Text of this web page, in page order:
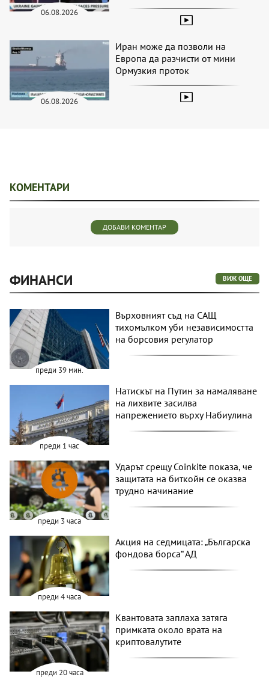
06.08.2026
06.08.2026
Иран може да позволи на
Европа да разчисти от мини
Ормузкия проток
КОМЕНТАРИ
ДОБАВИ КОМЕНТАР
ФИНАНСИ ВИЖ ОЩЕ
преди 39 мин.
Върховният съд на САЩ
тихомълком уби независимостта
на борсовия регулатор
преди 1 час
Натискът на Путин за намаляване
на лихвите засилва
напрежението върху Набиулина
преди 3 часа
Ударът срещу Coinkite показа, че
защитата на биткойн се оказва
трудно начинание
преди 4 часа
Акция на седмицата: „Българска
фондова борса“ АД
преди 20 часа
Квантовата заплаха затяга
примката около врата на
криптовалутите